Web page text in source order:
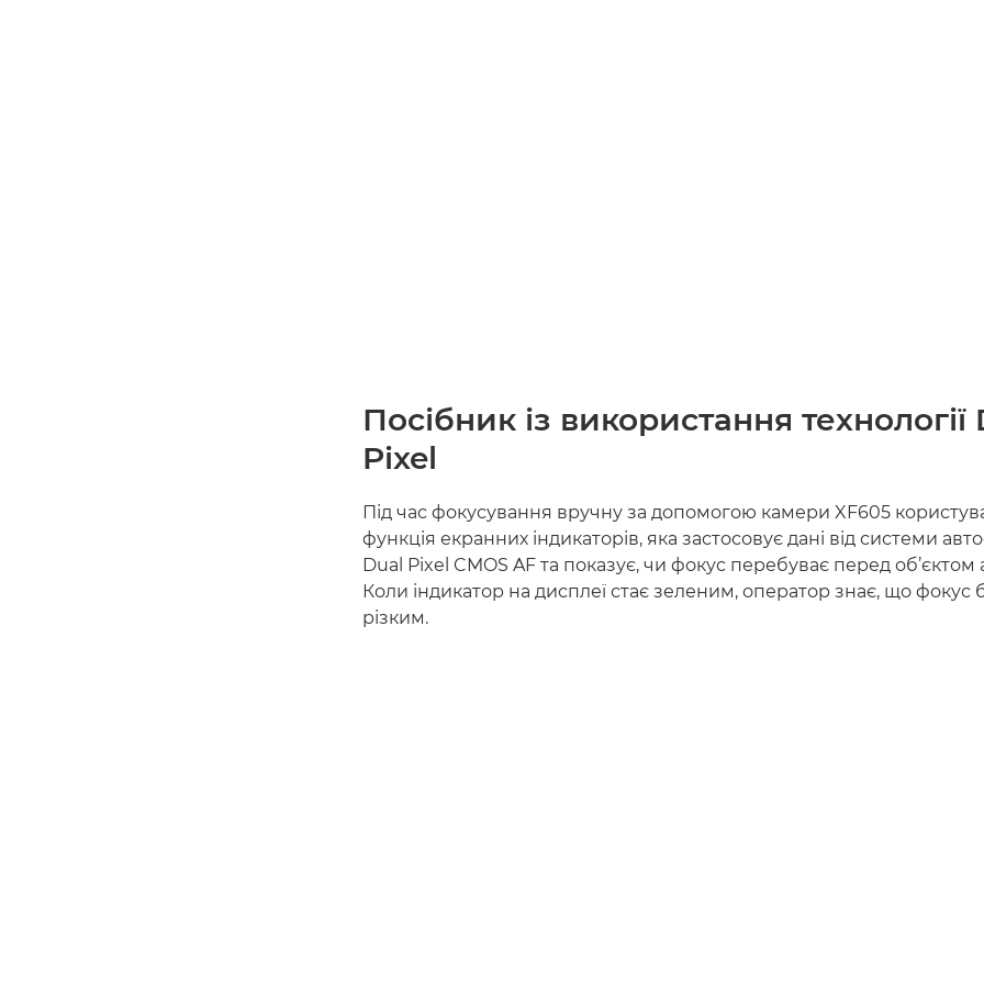
Посібник із використання технології
Pixel
Під час фокусування вручну за допомогою камери XF605
функція екранних індикаторів, яка застосовує дані від системи
Dual Pixel CMOS AF та показує, чи фокус перебуває перед об’єктом
Коли індикатор на дисплеї стає зеленим, оператор знає, що фокус
різким.